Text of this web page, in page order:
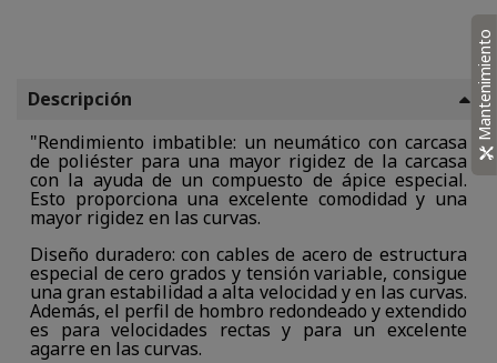
Descripción
"Rendimiento imbatible: un neumático con carcasa
de poliéster para una mayor rigidez de la carcasa
con la ayuda de un compuesto de ápice especial.
Esto proporciona una excelente comodidad y una
mayor rigidez en las curvas.
Diseño duradero: con cables de acero de estructura
especial de cero grados y tensión variable, consigue
una gran estabilidad a alta velocidad y en las curvas.
Además, el perfil de hombro redondeado y extendido
es para velocidades rectas y para un excelente
agarre en las curvas.
Mantenimiento